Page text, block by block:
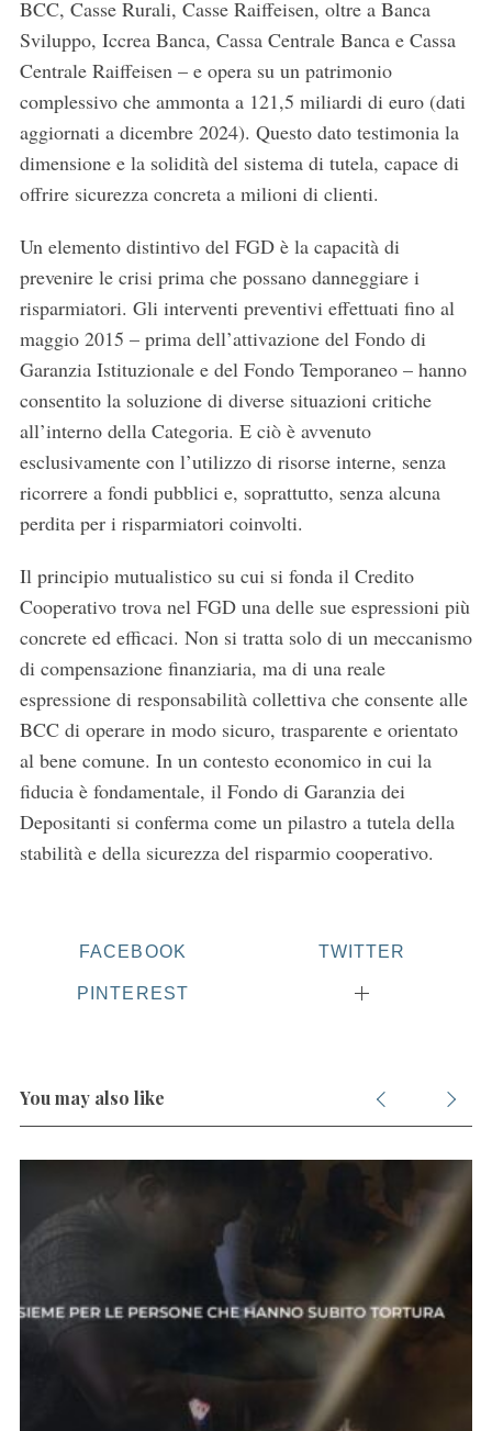
BCC, Casse Rurali, Casse Raiffeisen, oltre a Banca
Sviluppo, Iccrea Banca, Cassa Centrale Banca e Cassa
Centrale Raiffeisen – e opera su un patrimonio
complessivo che ammonta a 121,5 miliardi di euro (dati
aggiornati a dicembre 2024). Questo dato testimonia la
dimensione e la solidità del sistema di tutela, capace di
offrire sicurezza concreta a milioni di clienti.
Un elemento distintivo del FGD è la capacità di
prevenire le crisi prima che possano danneggiare i
risparmiatori. Gli interventi preventivi effettuati fino al
maggio 2015 – prima dell’attivazione del Fondo di
Garanzia Istituzionale e del Fondo Temporaneo – hanno
consentito la soluzione di diverse situazioni critiche
all’interno della Categoria. E ciò è avvenuto
esclusivamente con l’utilizzo di risorse interne, senza
ricorrere a fondi pubblici e, soprattutto, senza alcuna
perdita per i risparmiatori coinvolti.
Il principio mutualistico su cui si fonda il Credito
Cooperativo trova nel FGD una delle sue espressioni più
concrete ed efficaci. Non si tratta solo di un meccanismo
di compensazione finanziaria, ma di una reale
espressione di responsabilità collettiva che consente alle
BCC di operare in modo sicuro, trasparente e orientato
al bene comune. In un contesto economico in cui la
fiducia è fondamentale, il Fondo di Garanzia dei
Depositanti si conferma come un pilastro a tutela della
stabilità e della sicurezza del risparmio cooperativo.
FACEBOOK TWITTER
PINTEREST
You may also like
c
h